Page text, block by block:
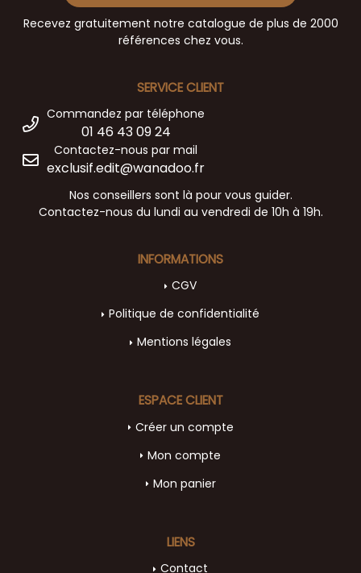
Recevez gratuitement notre catalogue de plus de 2000
références chez vous.
SERVICE CLIENT
Commandez par téléphone
01 46 43 09 24
Contactez-nous par mail
exclusif.edit@wanadoo.fr
Nos conseillers sont là pour vous guider.
Contactez-nous du lundi au vendredi de 10h à 19h.
INFORMATIONS
CGV
Politique de confidentialité
Mentions légales
LIENS
Contact
ESPACE CLIENT
Créer un compte
Mon compte
Mon panier